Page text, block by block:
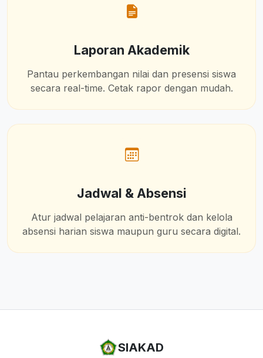
Laporan Akademik
Pantau perkembangan nilai dan presensi siswa
secara real-time. Cetak rapor dengan mudah.
Jadwal & Absensi
Atur jadwal pelajaran anti-bentrok dan kelola
absensi harian siswa maupun guru secara digital.
SIAKAD